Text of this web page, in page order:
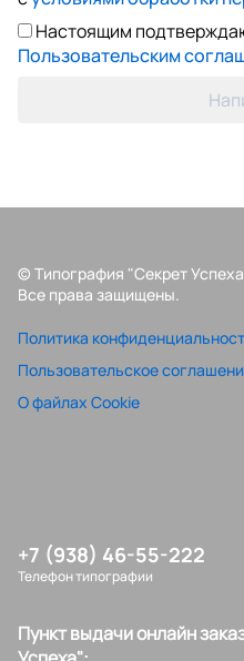
Настоящим
Пользовательским
© Типография "Секрет
Все права защищены.
Политика
Пользовательское
О файлах Cookie
+7 (938) 46-55-222
Телефон типографии
Пункт выдачи онлайн